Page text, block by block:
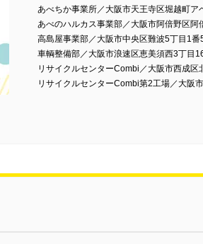
あべちか事業所／大阪市天王寺区堀越町ア
あべのハルカス事業部／大阪市阿倍野区阿
高島屋事業部／大阪市中央区難波5丁目1番
車輌整備部／大阪市浪速区恵美須西3丁目
リサイクルセンターCombi／大阪市西成
リサイクルセンターCombi第2工場／大阪